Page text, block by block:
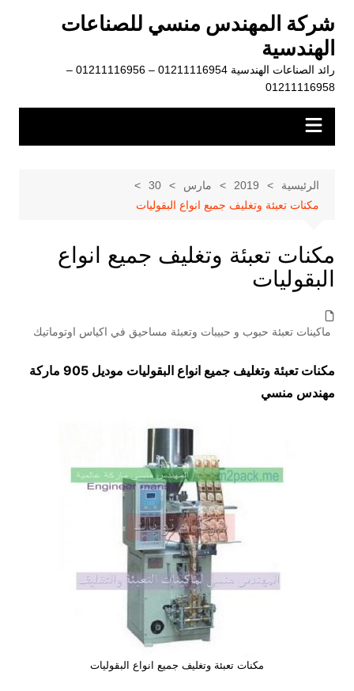
المحتوى
شركة المهندس منسي للصناعات
الهندسية
رائد الصناعات الهندسية 01211116954 – 01211116956 –
01211116958
الرئيسية 2019 مارس
30
مكنات تعبئة وتغليف جميع انواع البقوليات
مكنات تعبئة وتغليف جميع انواع
البقوليات
ماكينات تعبئة حبوب و حبيبات وتعبئة مساحيق في اكياس اوتوماتيك
مكنات تعبئة وتغليف جميع انواع البقوليات موديل 905 ماركة
مهندس منسي
مكنات تعبئة وتغليف جميع انواع البقوليات